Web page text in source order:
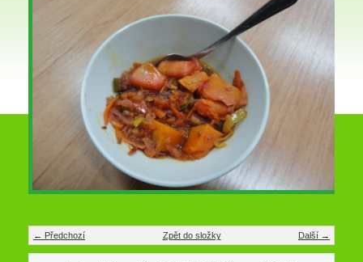
← Předchozí Další →
Zpět do složky